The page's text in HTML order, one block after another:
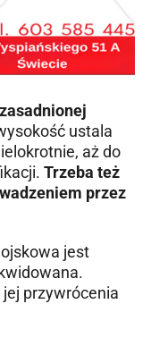
ustala
aż do
Trzeba też
przez
jest
przywrócenia